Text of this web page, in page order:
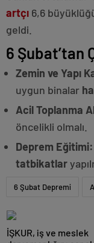
artçı 6,6
geldi.
6 Şubat’tan
Zemin ve Yapı
uygun binalar
Acil Toplanma
öncelikli olmalı.
Deprem Eğitimi:
tatbikatlar
6 Şubat Depremi
İŞKUR, iş ve meslek